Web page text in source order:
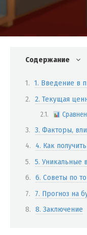
Содержание
1. Введение в
2. Текущая
3. Факторы,
4. Как
5. Уникальные
6. Советы по
7. Прогноз на
8. Заключение